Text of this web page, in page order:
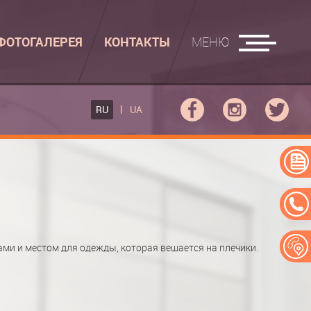
КОНТАКТЫ МЕНЮ
RU UA
и местом для одежды, которая вешается на плечики.
ДОСКИ